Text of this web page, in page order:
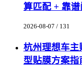
算匹配 + 靠
2026-08-07 / 131
杭州理想车
型贴膜方案指